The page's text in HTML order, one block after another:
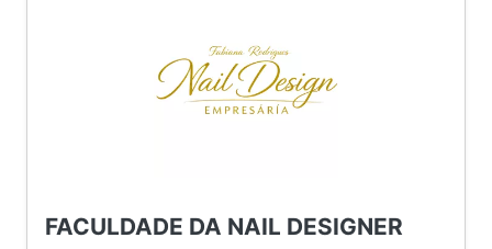
FACULDADE DA NAIL DESIGNER